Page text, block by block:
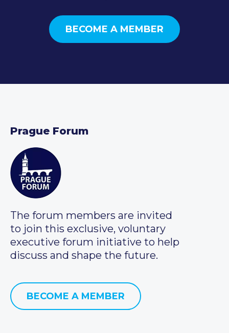
BECOME A MEMBER
Prague Forum
The forum members are invited
to join this exclusive, voluntary
executive forum initiative to help
discuss and shape the future.
BECOME A MEMBER